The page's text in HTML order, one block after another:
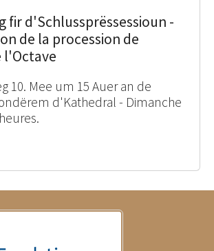
fir d'Schlussprëssessioun -
de la procession de
l'Octave
10. Mee um 15 Auer an de
d'Kathedral - Dimanche